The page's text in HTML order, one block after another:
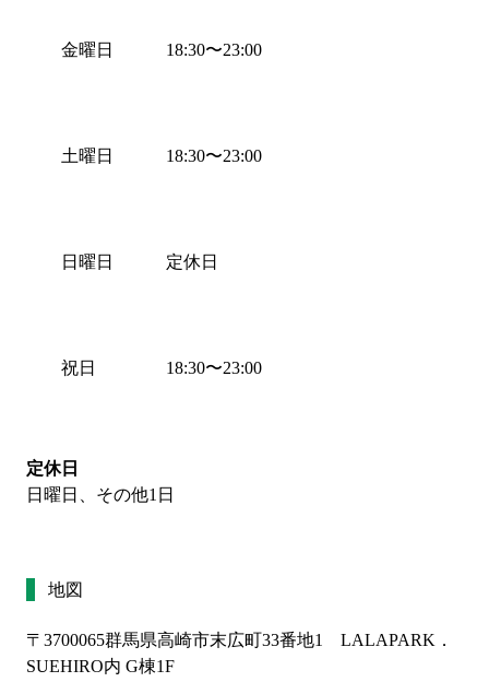
金曜日
土曜日
日曜日
祝日
18:30〜23:00
18:30〜23:00
定休日
18:30〜23:00
定休日
日曜日、その他1日
地図
〒3700065群馬県高崎市末広町33番地1 LALAPARK．
SUEHIRO内 G棟1F